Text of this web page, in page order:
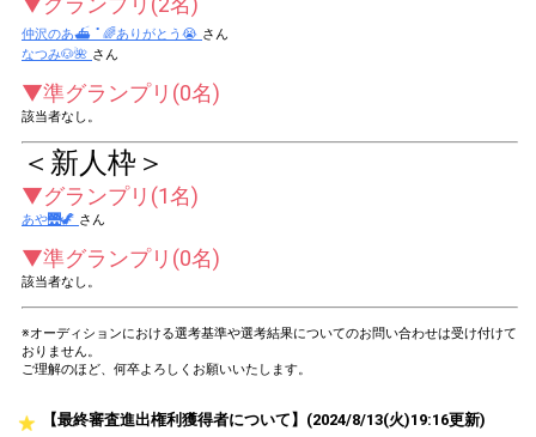
仲沢のあ⛴ ﾟ🌈ありがとう😭 さん
なつみ🐶🌺 さん
▼準グランプリ(0名)
該当者なし。
＜新人枠＞
▼グランプリ(1名)
あや🌉🦖 さん
▼準グランプリ(0名)
該当者なし。
※オーディションにおける選考基準や選考結果についてのお問い合わせは受け付けて
おりません。
ご理解のほど、何卒よろしくお願いいたします。
【最終審査進出権利獲得者について】(2024/8/13(火)19:16更新)